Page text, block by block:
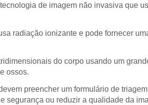
de imagem não invasiva que
radiação ionizante e pode fornecer
do corpo usando um
ossos.
preencher um formulário de
segurança ou reduzir a qualidade da